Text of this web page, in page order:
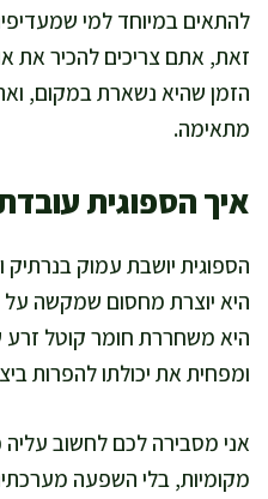
להתאים במיוחד למי
זאת, אתם צריכים להכיר את
הזמן שהיא נשארת במקום,
מתאימה.
איך הספוגית
הספוגית יושבת עמוק
היא יוצרת מחסום שמקשה
היא משחררת חומר קוטל זרע
ומפחית את יכולתו להפרות
אני מסבירה לכם לחשוב
מקומיות, בלי השפעה